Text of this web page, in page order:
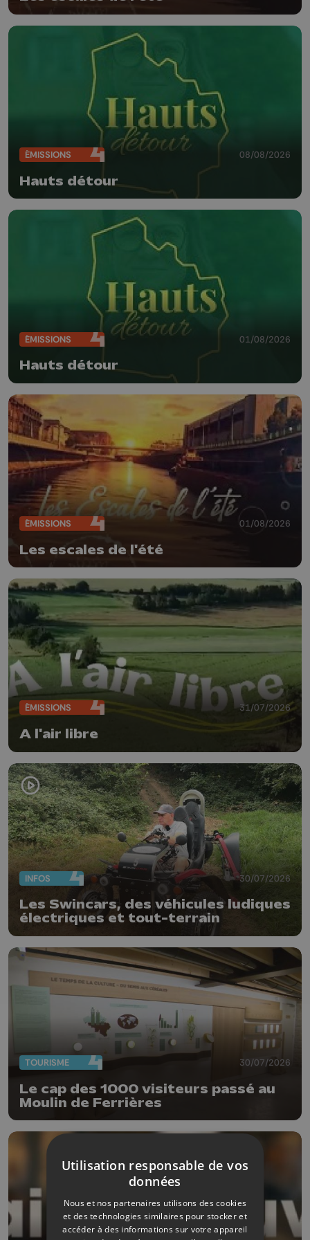
ÉMISSIONS 08/08/2026
Hauts détour
ÉMISSIONS 01/08/2026
Hauts détour
ÉMISSIONS 01/08/2026
Les escales de l'été
ÉMISSIONS 31/07/2026
A l'air libre
INFOS 30/07/2026
Les Swincars, des véhicules ludiques
électriques et tout-terrain
TOURISME 30/07/2026
Le cap des 1000 visiteurs passé au
Moulin de Ferrières
Utilisation responsable de vos
données
Nous et nos partenaires utilisons des cookies
et des technologies similaires pour stocker et
accéder à des informations sur votre appareil